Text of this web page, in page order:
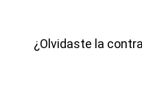
¿Olvidaste la